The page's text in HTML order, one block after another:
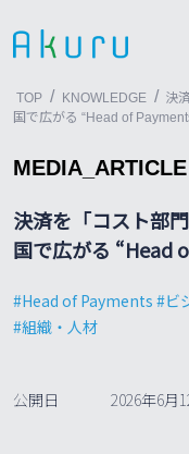
TOP / KNOWLEDGE / 決
国で広がる “Head of
MEDIA_ARTICLE
決済を「コスト部
国で広がる “Head
Head of Payments ビ
組織・人材
公開日 2026年6月